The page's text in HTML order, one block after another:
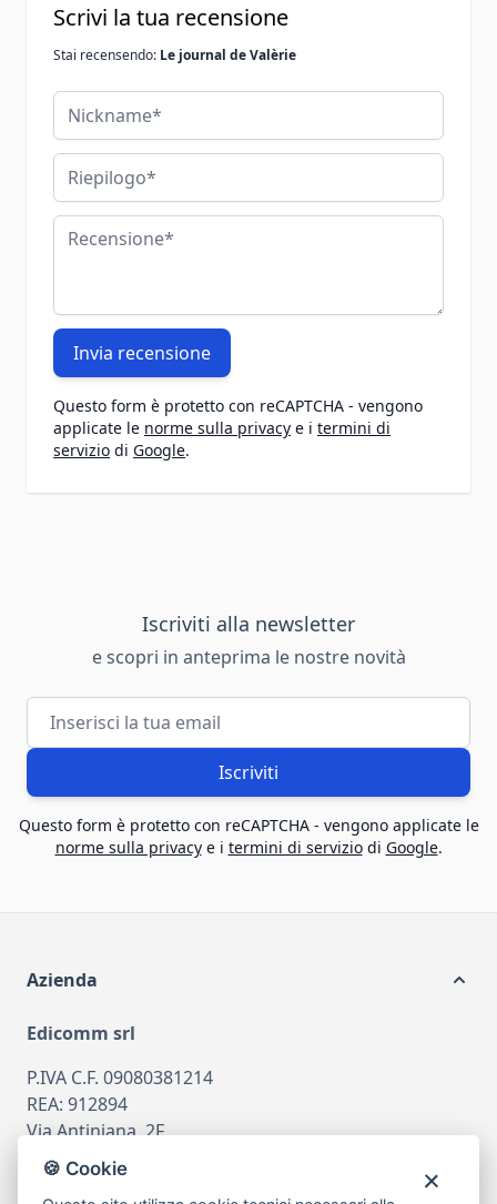
Scrivi la tua recensione
Stai recensendo: Le journal de Valèrie
Nickname
Riepilogo
Recensione
Invia recensione
Questo form è protetto con reCAPTCHA - vengono
applicate le norme sulla privacy e i termini di
servizio di Google.
Iscriviti alla newsletter
e scopri in anteprima le nostre novità
Indirizzo email
Iscriviti
Questo form è protetto con reCAPTCHA - vengono applicate le
norme sulla privacye i termini di serviziodi Google.
Azienda
Edicomm srl
P.IVA C.F. 09080381214
REA: 912894
Via Antiniana, 2F
80078 Pozzuoli
🍪 Cookie